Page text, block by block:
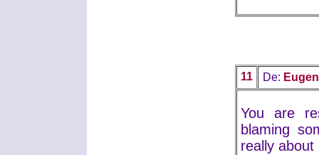
11 De:
You are
blaming
really